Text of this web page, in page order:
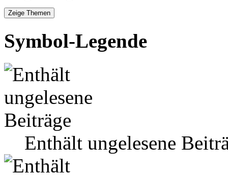
Symbol-Legende
Enthält ungelesene